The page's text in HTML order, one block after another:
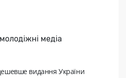
медіа
видання України